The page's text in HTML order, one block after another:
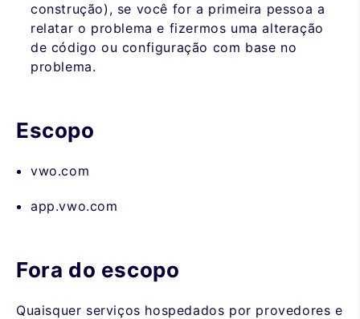
construção), se você for a primeira pessoa a
relatar o problema e fizermos uma alteração
de código ou configuração com base no
problema.
Escopo
vwo.com
app.vwo.com
Fora do escopo
Quaisquer serviços hospedados por provedores e